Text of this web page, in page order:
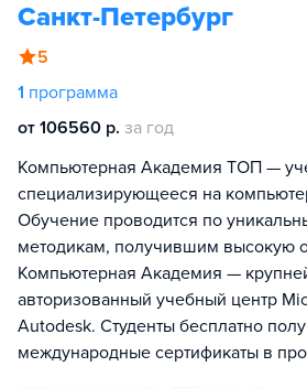
Санкт-Петербург
5
1 программа
от 106560 р. за год
Компьютерная Академия ТОП —
специализирующееся на
Обучение проводится по
методикам, получившим высокую
Компьютерная Академия —
авторизованный учебный центр
Autodesk. Студенты бесплатно
международные сертификаты в